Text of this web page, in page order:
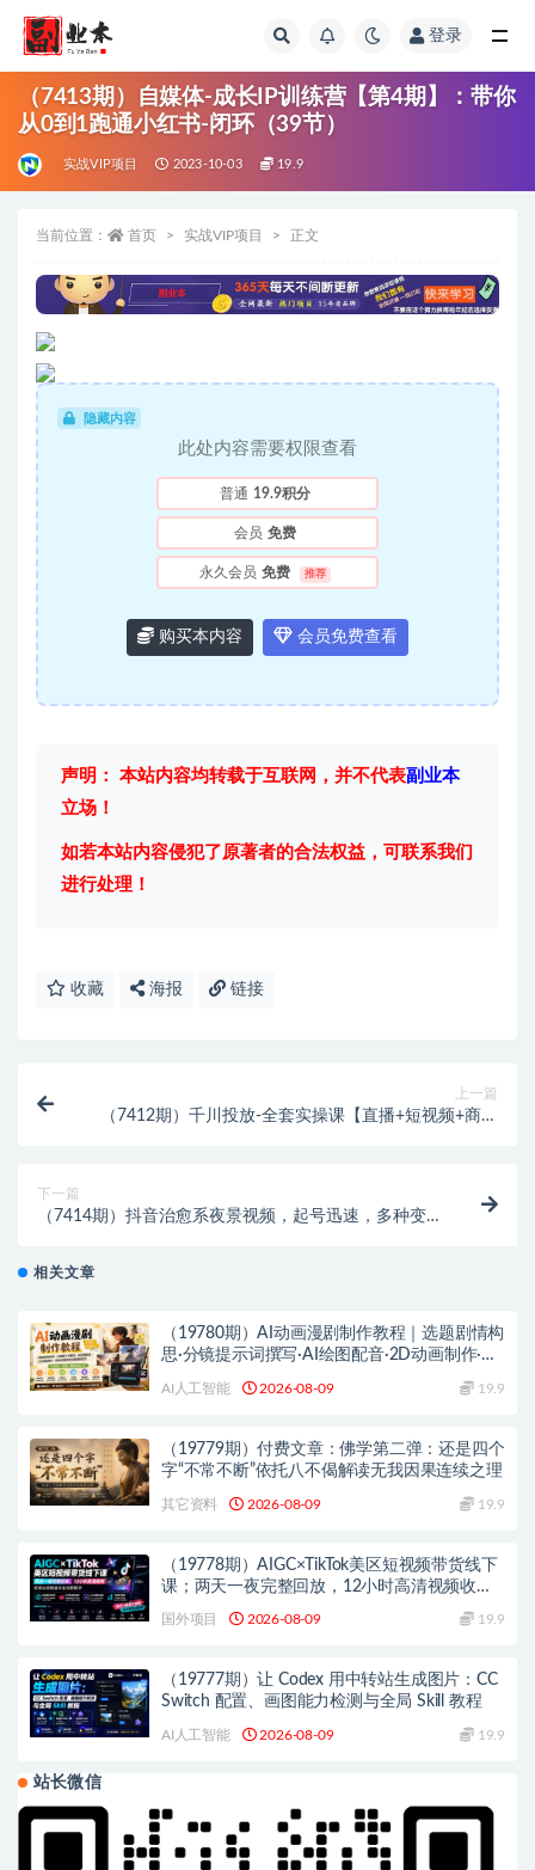
登录
（7413期）自媒体-成长IP训练营【第4期】：带你
从0到1跑通小红书-闭环（39节）
实战VIP项目 2023-10-03 19.9
当前位置： 首页 实战VIP项目 正文
隐藏内容
此处内容需要权限查看
普通 19.9积分
会员 免费
永久会员 免费 推荐
购买本内容 会员免费查看
声明： 本站内容均转载于互联网，并不代表副业本
立场！
如若本站内容侵犯了原著者的合法权益，可联系我们
进行处理！
收藏 海报 链接
上一篇
（7412期）千川投放-全套实操课【直播+短视频+商品
下一篇
（7414期）抖音治愈系夜景视频，起号迅速，多种变现
相关文章
（19780期）AI动画漫剧制作教程｜选题剧情构
思·分镜提示词撰写·AI绘图配音·2D动画制作·剪
AI人工智能 2026-08-09 19.9
（19779期）付费文章：佛学第二弹：还是四个
字“不常不断”依托八不偈解读无我因果连续之理
其它资料 2026-08-09 19.9
（19778期）AIGC×TikTok美区短视频带货线下
课；两天一夜完整回放，12小时高清视频收录
国外项目 2026-08-09 19.9
（19777期）让 Codex 用中转站生成图片：CC
Switch 配置、画图能力检测与全局 Skill 教程
AI人工智能 2026-08-09 19.9
站长微信